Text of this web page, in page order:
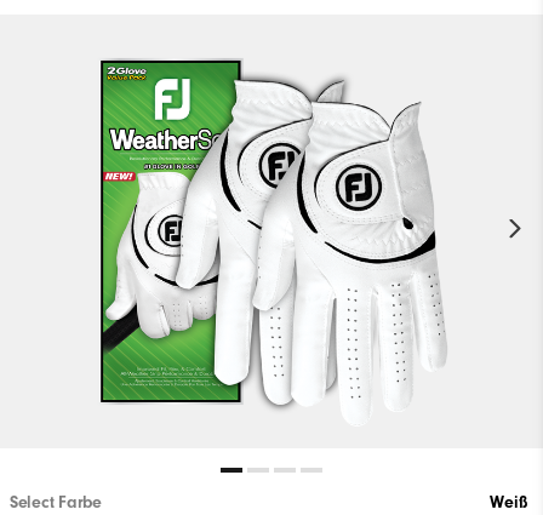
Select Farbe Weiß